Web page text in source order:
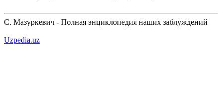
С. Мазуркевич - Полная энциклопедия наших заблуждений
Uzpedia.uz